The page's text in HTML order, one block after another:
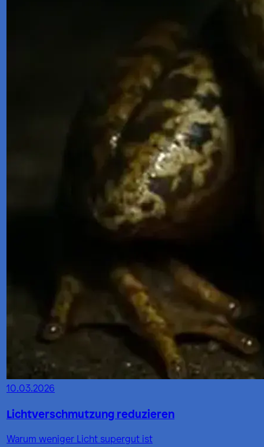
10.03.2026
Lichtverschmutzung reduzieren
Warum weniger Licht supergut ist